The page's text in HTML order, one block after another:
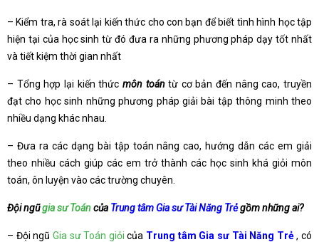
– Kiểm tra, rà soát lại kiến thức cho con bạn để biết tình hình học tập
hiện tại của học sinh từ đó đưa ra những phương pháp dạy tốt nhất
và tiết kiệm thời gian nhất
– Tổng hợp lại kiến thức môn toántừ cơ bản đến nâng cao, truyền
đạt cho học sinh những phương pháp giải bài tập thông minh theo
nhiều dạng khác nhau.
– Đưa ra các dạng bài tập toán nâng cao, hướng dẫn các em giải
theo nhiều cách giúp các em trở thành các học sinh khá giỏi môn
toán, ôn luyện vào các trường chuyên.
Đội ngũgia sư Toáncủa Trung tâm Gia sư Tài Năng Trẻgồm những ai?
– Đội ngũ Gia sư Toán giỏi của Trung tâm Gia sư Tài Năng Trẻ, có